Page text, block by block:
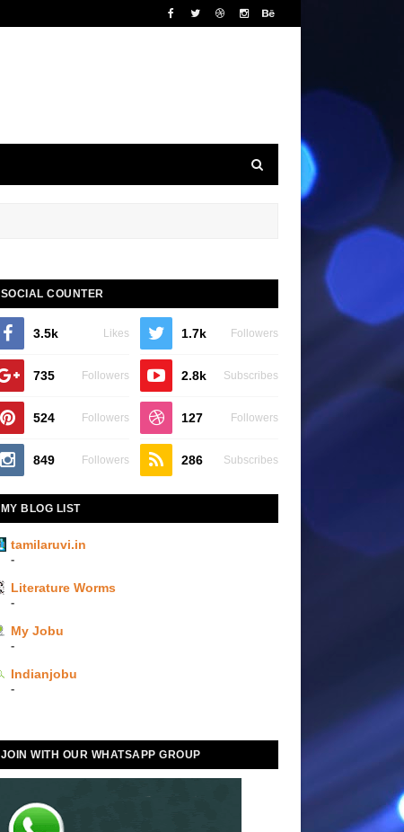
SOCIAL COUNTER
3.5k Likes 1.7k Followers
735 Followers 2.8k Subscribes
524 Followers 127 Followers
849 Followers 286 Subscribes
MY BLOG LIST
tamilaruvi.in
-
Literature Worms
-
My Jobu
-
Indianjobu
-
JOIN WITH OUR WHATSAPP GROUP